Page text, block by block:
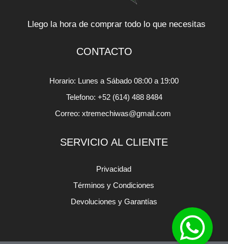
Llego la hora de comprar todo lo que necesitas
CONTACTO
Horario: Lunes a Sábado 08:00 a 19:00
Telefono: +52 (614) 488 8484
Correo: xtremechiwas@gmail.com
SERVICIO AL CLIENTE
Privacidad
Términos y Condiciones
Devoluciones y Garantías